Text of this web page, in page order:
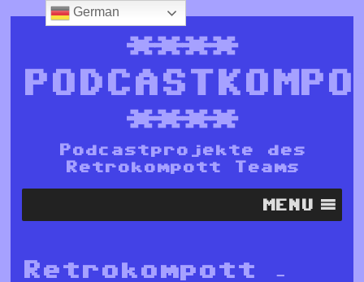
****
****
Podcastprojekte des
Retrokompott Teams
MENU
Retrokompott –
German